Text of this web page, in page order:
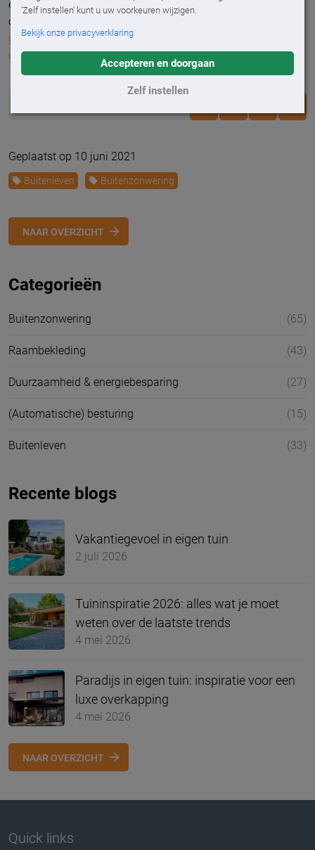
'Zelf instellen' kunt u uw voorkeuren wijzigen.
Bekijk onze privacyverklaring
Accepteren en doorgaan
Zelf instellen
eigen land tot een succes te maken. Wil je meer informatie
over de meest geschikte zonwering voor jouw terras? Neem
gerust contact met onsop of kom eens
onze showrooms. Onze specialisten helpen je graag verder!
Geplaatst op 10 juni 2021
Buitenleven Buitenzonwering
NAAR OVERZICHT
Categorieën
Buitenzonwering (65)
Raambekleding (43)
Duurzaamheid & energiebesparing (27)
(Automatische) besturing (15)
Buitenleven (33)
Recente blogs
Vakantiegevoel in eigen tuin
2 juli 2026
Tuininspiratie 2026: alles wat je moet
weten over de laatste trends
4 mei 2026
Paradijs in eigen tuin: inspiratie voor een
luxe overkapping
4 mei 2026
NAAR OVERZICHT
Quick links